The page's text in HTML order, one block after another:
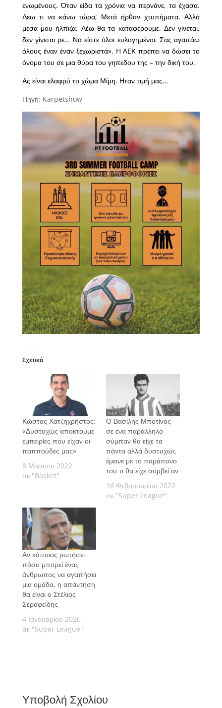
ενωμένους. Όταν είδα τα χρόνια να περνάνε, τα έχασα.
Λεω τι να κάνω τώρα; Μετά ήρθαν χτυπήματα. Αλλά
μέσα μου ήλπιζα. Λέω θα τα καταφέρουμε. Δεν γίνεται,
δεν γίνεται ρε… Να είστε όλοι ευλογημένοι. Σας αγαπάω
όλους έναν έναν ξεχωριστά». H AEK πρέπει να δώσει το
όνομα του σε μια θύρα του γηπεδου της – την δική του.
Ας είναι ελαφρύ το χώμα Μίμη. Ηταν τιμή μας…
Πηγή: Karpetshow
Σχετικά
Κώστας Χατζηχρήστος:
«Δυστυχώς αποκτούμε
εμπειρίες που είχαν οι
παππούδες μας»
8 Μαρτίου 2022
σε "Basket"
Ο Βασίλης Μποτίνος
σε ένα παράλληλο
σύμπαν θα είχε τα
πάντα αλλά δυστυχώς
έμεινε με το παράπονο
του τι θα είχε συμβεί αν
16 Φεβρουαρίου 2022
σε "Super League"
Αν κάποιος ρωτήσει
πόσο μπορεί ένας
άνθρωπος να αγαπήσει
μια ομάδα, η απάντηση
θα είναι ο Στέλιος
Σεραφείδης
4 Ιανουαρίου 2026
σε "Super League"
Υποβολή Σχολίου